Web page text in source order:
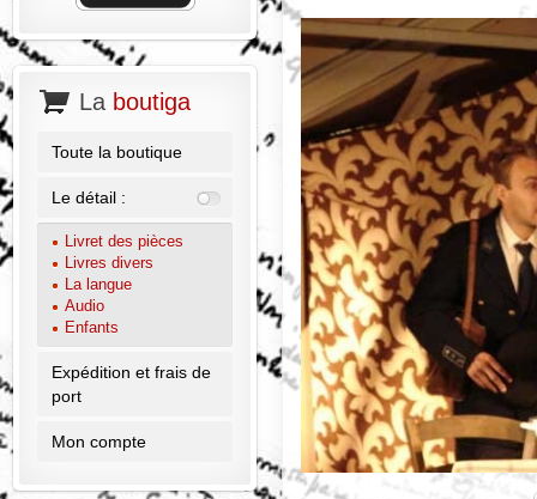
La boutiga
Toute la boutique
Le détail :
Livret des pièces
Livres divers
La langue
Audio
Enfants
Expédition et frais de
port
Mon compte